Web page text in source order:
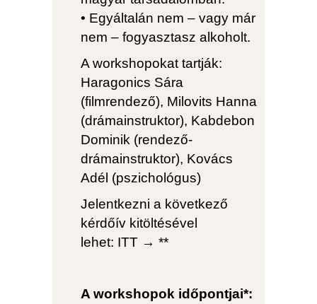
• Egyáltalán nem – vagy már
nem – fogyasztasz alkoholt.
A workshopokat tartják:
Haragonics Sára
(filmrendező), Milovits Hanna
(drámainstruktor), Kabdebon
Dominik (rendező-
drámainstruktor), Kovács
Adél (pszichológus)
Jelentkezni a következő
kérdőív kitöltésével
lehet: ITT → **
A workshopok időpontjai*: